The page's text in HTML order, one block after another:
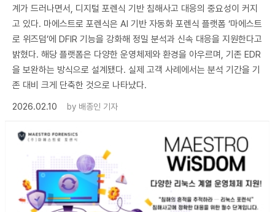
계가 드러나면서, 디지털 포렌식 기반 침해사고 대응의 중요성이 커지
고 있다. 마에스트로 포렌식은 AI 기반 자동화 포렌식 플랫폼 ‘마에스트
로 위즈덤’에 DFIR 기능을 강화해 정밀 분석과 신속 대응을 지원한다고
밝혔다. 해당 플랫폼은 다양한 운영체제와 환경을 아우르며, 기존 EDR
을 보완하는 방식으로 설계됐다. 실제 고객 사례에서는 분석 기간을 기
존 대비 크게 단축한 것으로 나타났다.
2026.02.10
by 배종인 기자